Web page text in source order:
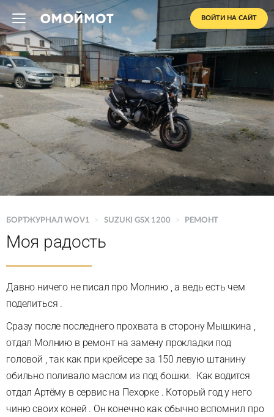
ВОЙТИ НА САЙТ
БОРТЖУРНАЛ WOV1 > SUZUKI GSX 1200 > РЕМОНТ
Моя радость
Давно ничего не писал про Молнию , а ведь есть чем
поделиться .
Сразу после последнего прохвата в сторону Мышкина ,
отдал Молнию в ремонт на замену прокладки под
головой , так как при крейсере за 150 левую штанину
обильно поливало маслом из под бошки. Как водится
отдал Артёму в сервис на Пехорке . Который год у него
чиню своих коней . Он конечно как обычно вспомнил про